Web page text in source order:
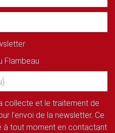
Flambeau
collecte et le traitement de
l'envoi de la newsletter. Ce
à tout moment en contactant